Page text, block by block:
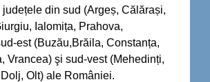
din sud (Argeș, Călărași,
Ialomița, Prahova,
est (Buzău,Brăila, Constanța,
Vrancea) şi sud-vest (Mehedinți,
Olt) ale României.